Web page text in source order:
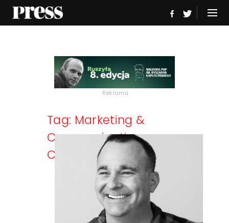
Reklama
Tag: Marketing &
Communications
Consultants